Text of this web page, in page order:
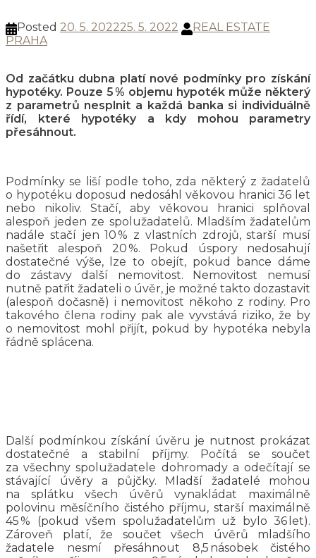
Posted 20. 5. 202225. 5. 2022
REAL ESTATE
PRAHA
Od začátku dubna platí nové podmínky pro získání
hypotéky. Pouze 5 % objemu hypoték může některý
z parametrů nesplnit a každá banka si individuálně
řídí, které hypotéky a kdy mohou parametry
přesáhnout.
Podmínky se liší podle toho, zda některý z žadatelů
o hypotéku doposud nedosáhl věkovou hranici 36 let
nebo nikoliv. Stačí, aby věkovou hranici splňoval
alespoň jeden ze spolužadatelů. Mladším žadatelům
nadále stačí jen 10 % z vlastních zdrojů, starší musí
našetřit alespoň 20 %. Pokud úspory nedosahují
dostatečné výše, lze to obejít, pokud bance dáme
do zástavy další nemovitost. Nemovitost nemusí
nutně patřit žadateli o úvěr, je možné takto dozastavit
(alespoň dočasně) i nemovitost někoho z rodiny. Pro
takového člena rodiny pak ale vyvstává riziko, že by
o nemovitost mohl přijít, pokud by hypotéka nebyla
řádně splácena.
Další podmínkou získání úvěru je nutnost prokázat
dostatečné a stabilní příjmy. Počítá se součet
za všechny spolužadatele dohromady a odečítají se
stávající úvěry a půjčky. Mladší žadatelé mohou
na splátku všech úvěrů vynakládat maximálně
polovinu měsíčního čistého příjmu, starší maximálně
45 % (pokud všem spolužadatelům už bylo 36 let).
Zároveň platí, že součet všech úvěrů mladšího
žadatele nesmí přesáhnout 8,5 násobek čistého